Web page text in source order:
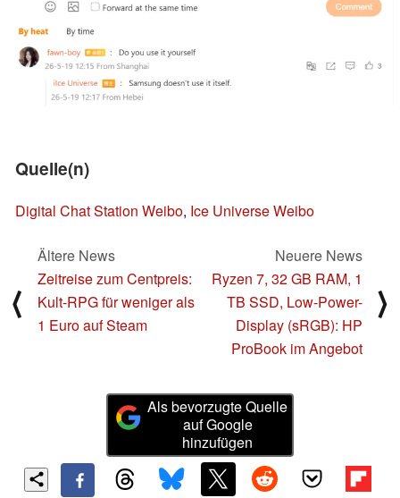
Quelle(n)
Digital Chat Station Weibo, Ice Universe Weibo
⟨
Ältere News
Zeitreise zum Centpreis:
Kult-RPG für weniger als
1 Euro auf Steam
Neuere News
Ryzen 7, 32 GB RAM, 1
TB SSD, Low-Power-
Display (sRGB): HP
ProBook im Angebot
⟩
Als bevorzugte Quelle
auf Google
hinzufügen